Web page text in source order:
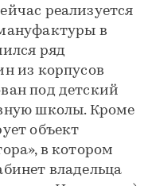
реализуется
в
ряд
из корпусов
под детский
школы. Кроме
объект
в котором
владельца